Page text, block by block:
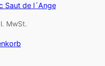
Saut de l´Ange
MwSt.